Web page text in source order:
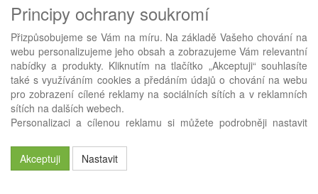
Fax: +420 483 034 590
E-mail:info@avistrade.cz
Web:www.avistrade.cz
Používáme ABRA eShop- nejlepší řešení e-commerce pro náš
Principy ochrany soukromí
Přizpůsobujeme se Vám na míru. Na základě Vašeho chování na
webu personalizujeme jeho obsah a zobrazujeme Vám relevantní
nabídky a produkty. Kliknutím na tlačítko „Akceptuji“ souhlasíte
také s využíváním cookies a předáním údajů o chování na webu
pro zobrazení cílené reklamy na sociálních sítích a v reklamních
sítích na dalších webech.
Personalizaci a cílenou reklamu si můžete podrobněji nastavit
Akceptuji
Nastavit